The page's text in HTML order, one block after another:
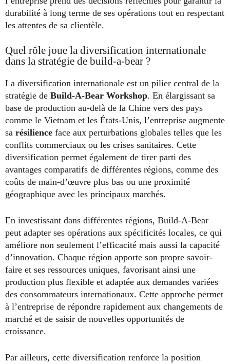
durabilité à long terme de ses opérations tout en respectant
les attentes de sa clientèle.
Quel rôle joue la diversification internationale
dans la stratégie de build-a-bear ?
La diversification internationale est un pilier central de la
stratégie de Build-A-Bear Workshop. En élargissant sa
base de production au-delà de la Chine vers des pays
comme le Vietnam et les États-Unis, l’entreprise augmente
sa résilience face aux perturbations globales telles que les
conflits commerciaux ou les crises sanitaires. Cette
diversification permet également de tirer parti des
avantages comparatifs de différentes régions, comme des
coûts de main-d’œuvre plus bas ou une proximité
géographique avec les principaux marchés.
En investissant dans différentes régions, Build-A-Bear
peut adapter ses opérations aux spécificités locales, ce qui
améliore non seulement l’efficacité mais aussi la capacité
d’innovation. Chaque région apporte son propre savoir-
faire et ses ressources uniques, favorisant ainsi une
production plus flexible et adaptée aux demandes variées
des consommateurs internationaux. Cette approche permet
à l’entreprise de répondre rapidement aux changements de
marché et de saisir de nouvelles opportunités de
croissance.
Par ailleurs, cette diversification renforce la position